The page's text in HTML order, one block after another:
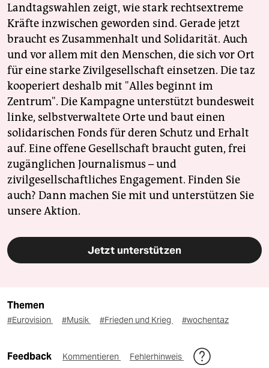
Landtagswahlen zeigt, wie stark rechtsextreme
Kräfte inzwischen geworden sind. Gerade jetzt
braucht es Zusammenhalt und Solidarität. Auch
und vor allem mit den Menschen, die sich vor Ort
für eine starke Zivilgesellschaft einsetzen. Die taz
kooperiert deshalb mit "Alles beginnt im
Zentrum". Die Kampagne unterstützt bundesweit
linke, selbstverwaltete Orte und baut einen
solidarischen Fonds für deren Schutz und Erhalt
auf. Eine offene Gesellschaft braucht guten, frei
zugänglichen Journalismus – und
zivilgesellschaftliches Engagement. Finden Sie
auch? Dann machen Sie mit und unterstützen Sie
unsere Aktion.
Jetzt unterstützen
Themen
#Eurovision #Musik #Frieden und Krieg #wochentaz
Feedback Kommentieren Fehlerhinweis